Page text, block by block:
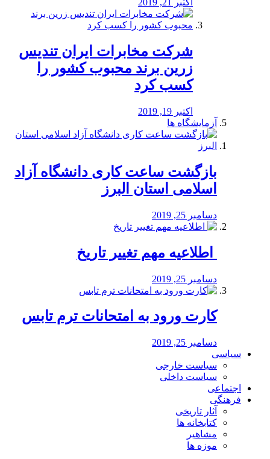
اکتبر 21, 2019
شرکت مخابرات ایران تندیس
زرین برند محبوب کشور را
کسب کرد
اکتبر 19, 2019
آزمایشگاه ها
بازگشت ساعت کاری دانشگاه آزاد
اسلامی استان البرز
دسامبر 25, 2019
️ اطلاعیه مهم تغییر تاریخ
دسامبر 25, 2019
کارت ورود به امتحانات ترم تابس
دسامبر 25, 2019
سیاسی
سیاست خارجی
سیاست داخلی
اجتماعی
فرهنگی
آثار تاریخی
کتابخانه ها
مشاهیر
موزه ها